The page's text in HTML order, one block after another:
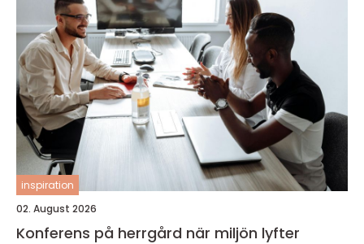
inspiration
02. August 2026
Konferens på herrgård när miljön lyfter